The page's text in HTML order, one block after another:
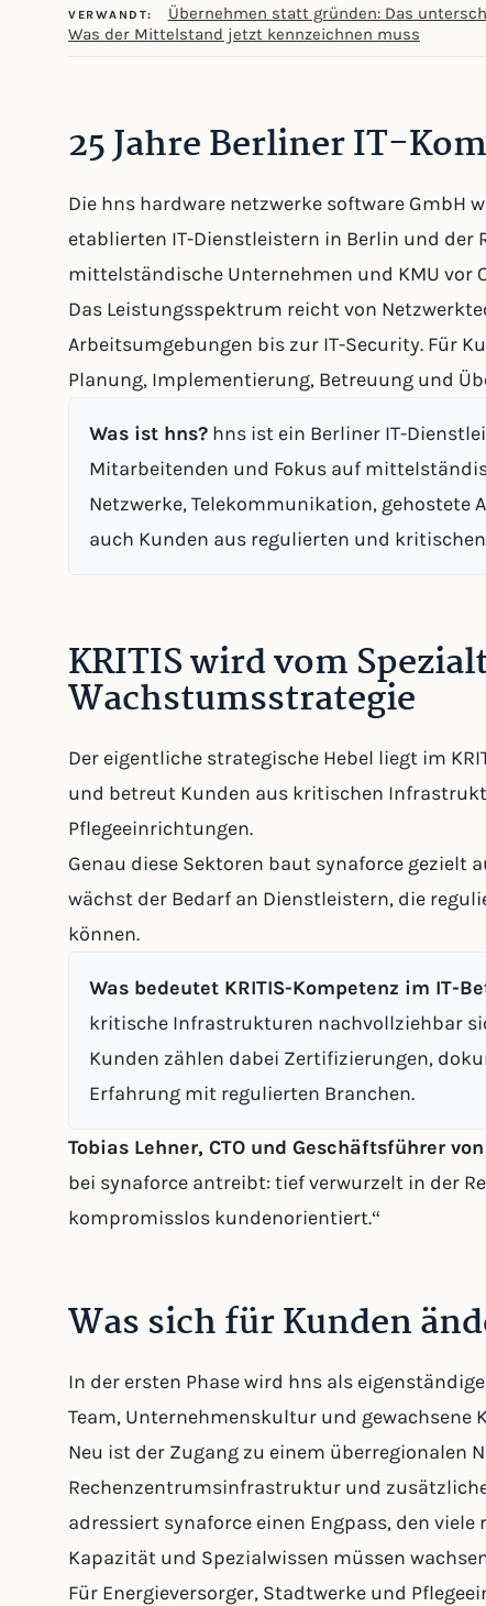
VERWANDT: Übernehmen statt gründen: Das
Was der Mittelstand jetzt kennzeichnen muss
25 Jahre Berliner IT-
Die hns hardware netzwerke software GmbH
etablierten IT-Dienstleistern in Berlin und der
mittelständische Unternehmen und KMU vor
Das Leistungsspektrum reicht von
Arbeitsumgebungen bis zur IT-Security. Für
Planung, Implementierung, Betreuung und
Was ist hns? hns ist ein Berliner IT-
Mitarbeitenden und Fokus auf
Netzwerke, Telekommunikation,
auch Kunden aus regulierten und
KRITIS wird vom
Wachstumsstrategie
Der eigentliche strategische Hebel liegt im
und betreut Kunden aus kritischen
Pflegeeinrichtungen.
Genau diese Sektoren baut synaforce gezielt
wächst der Bedarf an Dienstleistern, die
können.
Was bedeutet KRITIS-Kompetenz im IT-
kritische Infrastrukturen nachvollziehbar
Kunden zählen dabei Zertifizierungen,
Erfahrung mit regulierten Branchen.
Tobias Lehner, CTO und Geschäftsführer
bei synaforce antreibt: tief verwurzelt in der
kompromisslos kundenorientiert.“
Was sich für Kunden
In der ersten Phase wird hns als
Team, Unternehmenskultur und gewachsene
Neu ist der Zugang zu einem überregionalen
Rechenzentrumsinfrastruktur und
adressiert synaforce einen Engpass, den
Kapazität und Spezialwissen müssen
Für Energieversorger, Stadtwerke und